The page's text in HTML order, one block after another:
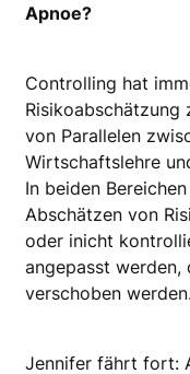
Apnoe?
Controlling hat
Risikoabschätzung
von Parallelen
Wirtschaftslehre
In beiden
Abschätzen von
oder inicht
angepasst werden,
verschoben werden.
Jennifer fährt fort: